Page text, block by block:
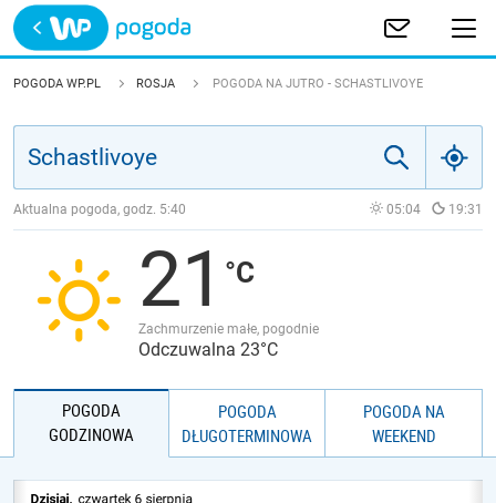
Trwa ładowanie
POLSKA
JAKOŚĆ POWIETRZA
POGODA WP.PL ROSJA POGODA NA JUTRO - SCHASTLIVOYE
Aktualna pogoda, godz. 5:40 05:04 19:31
21
Zachmurzenie małe, pogodnie
Odczuwalna 23°C
POGODA
GODZINOWA
POGODA
DŁUGOTERMINOWA
POGODA NA
WEEKEND